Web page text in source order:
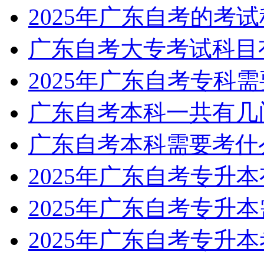
2025年广东自考的考
广东自考大专考试科
2025年广东自考专科
广东自考本科一共有
广东自考本科需要考
2025年广东自考专升
2025年广东自考专升
2025年广东自考专升